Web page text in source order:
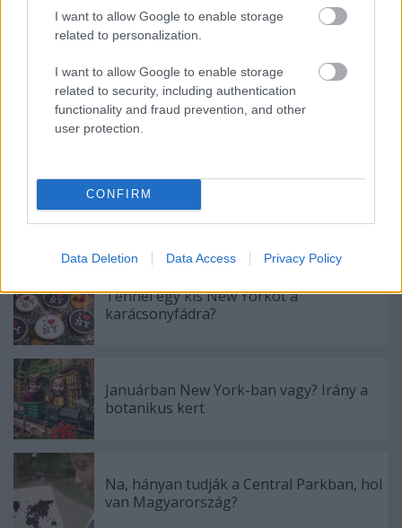
I want to allow Google to enable storage
related to personalization.
I want to allow Google to enable storage
related to security, including authentication
functionality and fraud prevention, and other
user protection.
CONFIRM
Data Deletion Data Access Privacy Policy
Így néz ki a fülkéből egy nappali landolás
a JFK-n
Utólag színezett fotókon a kora huszadik
századi New York
Tennél egy kis New Yorkot a
karácsonyfádra?
Januárban New York-ban vagy? Irány a
botanikus kert
Na, hányan tudják a Central Parkban, hol
van Magyarország?